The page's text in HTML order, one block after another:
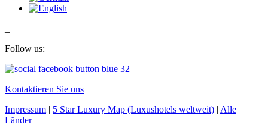
Follow us:
Kontaktieren Sie uns
Impressum | 5 Star Luxury Map (Luxushotels weltweit) | Alle
Länder